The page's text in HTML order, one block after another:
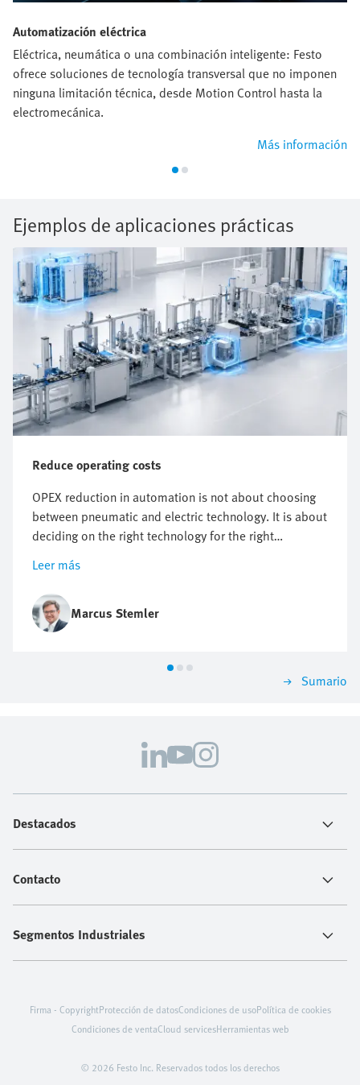
Automatización eléctrica
Eléctrica, neumática o una combinación inteligente: Festo
ofrece soluciones de tecnología transversal que no imponen
ninguna limitación técnica, desde Motion Control hasta la
electromecánica.
Más información
Ejemplos de aplicaciones prácticas
Reduce operating costs
OPEX reduction in automation is not about choosing
between pneumatic and electric technology. It is about
deciding on the right technology for the right
application. It starts with knowing where costs actually
arise. But however useful energy targets, compressed
air reduction and electrification plans are, they do not
automatically point to one technology.
Leer más
Marcus Stemler
Sumario
Destacados
Contacto
Segmentos Industriales
© 2026 Festo Inc. Reservados todos los derechos
Firma - CopyrightProtección de datosCondiciones de usoPolítica de cookies
Condiciones de ventaCloud servicesHerramientas web